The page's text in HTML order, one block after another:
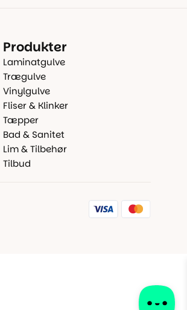
Produkter
Laminatgulve
Trægulve
Vinylgulve
Fliser & Klinker
Tæpper
Bad & Sanitet
Lim & Tilbehør
Tilbud